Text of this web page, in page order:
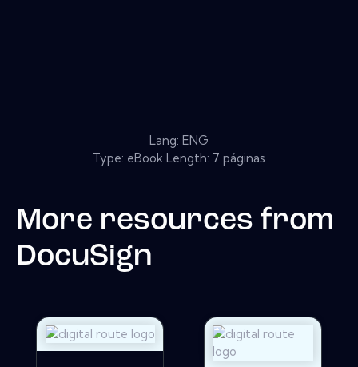
Lang: ENG
Type: eBook Length: 7 páginas
More resources from
DocuSign